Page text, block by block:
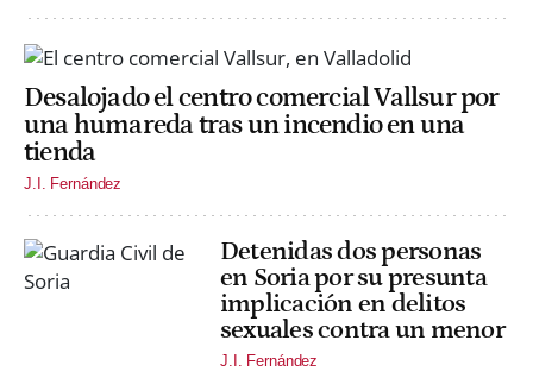
Desalojado el centro comercial Vallsur por
una humareda tras un incendio en una
tienda
J.I. Fernández
Detenidas dos personas
en Soria por su presunta
implicación en delitos
sexuales contra un menor
J.I. Fernández